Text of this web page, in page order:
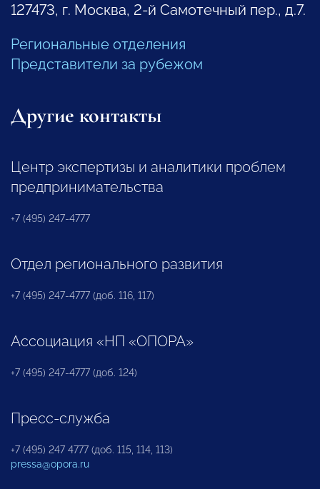
127473, г. Москва, 2-й Самотечный пер., д.7.
Региональные отделения
Представители за рубежом
Другие контакты
Центр экспертизы и аналитики проблем
предпринимательства
+7 (495) 247-4777
Отдел регионального развития
+7 (495) 247-4777 (доб. 116, 117)
Ассоциация «НП «ОПОРА»
+7 (495) 247-4777 (доб. 124)
Пресс-служба
+7 (495) 247 4777 (доб. 115, 114, 113)
pressa@opora.ru